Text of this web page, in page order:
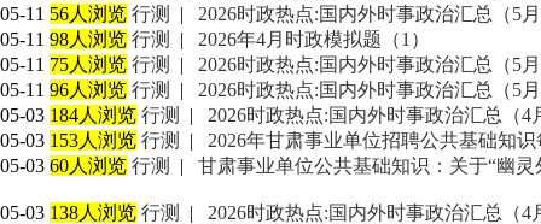
05-11 56人浏览 行测 |
2026时政热点:国内外时事政治汇总（5
05-11 98人浏览 行测 |
2026年4月时政模拟题（1）
05-11 75人浏览 行测 |
2026时政热点:国内外时事政治汇总（5
05-11 96人浏览 行测 |
2026时政热点:国内外时事政治汇总（5
05-03 184人浏览 行测 |
2026时政热点:国内外时事政治汇总（4
05-03 153人浏览 行测 |
2026年甘肃事业单位招聘公共基础知识
05-03 60人浏览 行测 | 甘肃事业单位公共基础知识：关于“幽灵
05-03 138人浏览 行测 |
2026时政热点:国内外时事政治汇总（4